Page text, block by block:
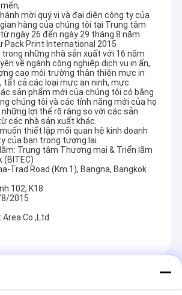
mời quý vị và đại diện công ty của
hàng của chúng tôi tại Trung tâm
ngày 26 đến ngày 29 tháng 8 năm
Pack Print International 2015
những nhà sản xuất với 16 năm
về ngành công nghiệp dịch vụ in ấn,
cao môi trường thân thiện mực in
cả các loại mực an ninh, mực
sản phẩm mới của chúng tôi có bằng
chúng tôi và các tính năng mới của họ
lợi thế rõ ràng so với các sản
các nhà sản xuất khác.
thiết lập mối quan hệ kinh doanh
của bạn trong tương lai.
Trung tâm Thương mại & Triển lãm
(BITEC)
Trad Road (Km.1), Bangna, Bangkok
102, K18
8/2015
Co.,Ltd
Khuyến Cáo